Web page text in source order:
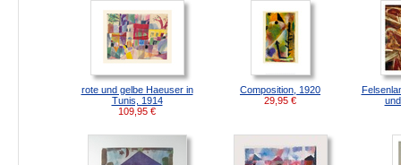
rote und gelbe Haeuser in
Tunis, 1914
109,95 €
Composition, 1920
29,95 €